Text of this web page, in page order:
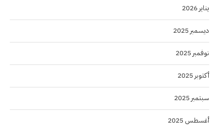
يناير 2026
ديسمبر 2025
نوفمبر 2025
أكتوبر 2025
سبتمبر 2025
أغسطس 2025